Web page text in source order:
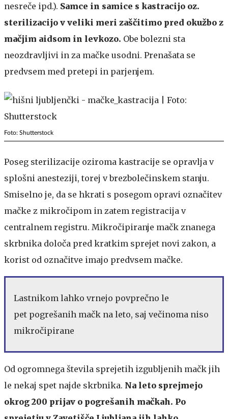
nesreče ipd.). Samce in samice s kastracijo oz.
sterilizacijo v veliki meri zaščitimo pred okužbo z
mačjim aidsom in levkozo. Obe bolezni sta
neozdravljivi in za mačke usodni. Prenašata se
predvsem med pretepi in parjenjem.
Foto: Shutterstock
Poseg sterilizacije oziroma kastracije se opravlja v
splošni anesteziji, torej v brezbolečinskem stanju.
Smiselno je, da se hkrati s posegom opravi označitev
mačke z mikročipom in zatem registracija v
centralnem registru. Mikročipiranje mačk znanega
skrbnika določa pred kratkim sprejet novi zakon, a
korist od označitve imajo predvsem mačke.
Lastnikom lahko vrnejo povprečno le
pet pogrešanih mačk na leto, saj večinoma niso
mikročipirane
Od ogromnega števila sprejetih izgubljenih mačk jih
le nekaj spet najde skrbnika. Na leto sprejmejo
okrog 200 prijav o pogrešanih mačkah. Po